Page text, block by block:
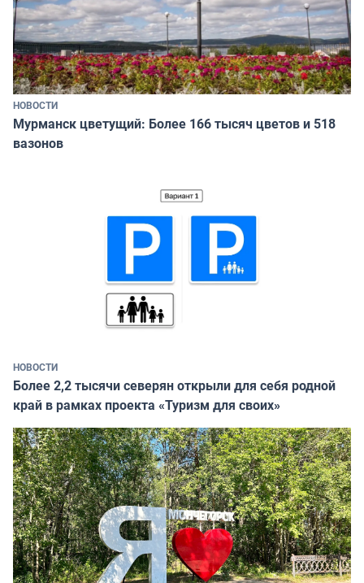
НОВОСТИ
Мурманск цветущий: Более 166 тысяч цветов и 518
вазонов
НОВОСТИ
Более 2,2 тысячи северян открыли для себя родной
край в рамках проекта «Туризм для своих»